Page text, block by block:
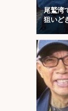
尾鷲湾
狙いど
選・三